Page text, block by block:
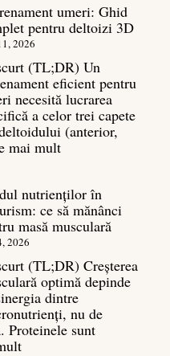
umeri: Ghid
pentru deltoizi 3D
2026
(TL;DR) Un
eficient pentru
necesită lucrarea
a celor trei capete
(anterior,
mai mult:
Ghid
complet
pentru
3D
nutrienților în
ce să mănânci
masă musculară
2026
(TL;DR) Creșterea
optimă depinde
dintre
nu de
Proteinele sunt
: